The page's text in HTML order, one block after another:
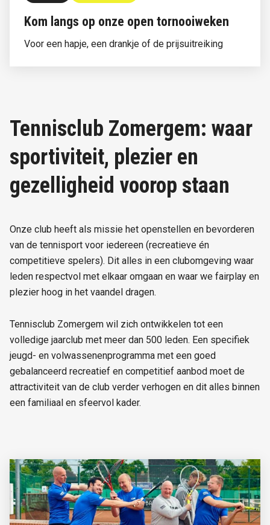
Kom langs op onze open tornooiweken
Voor een hapje, een drankje of de prijsuitreiking
Tennisclub Zomergem: waar
sportiviteit, plezier en
gezelligheid voorop staan
Onze club heeft als missie het openstellen en bevorderen
van de tennisport voor iedereen (recreatieve én
competitieve spelers). Dit alles in een clubomgeving waar
leden respectvol met elkaar omgaan en waar we fairplay en
plezier hoog in het vaandel dragen.
Tennisclub Zomergem wil zich ontwikkelen tot een
volledige jaarclub met meer dan 500 leden. Een specifiek
jeugd- en volwassenenprogramma met een goed
gebalanceerd recreatief en competitief aanbod moet de
attractiviteit van de club verder verhogen en dit alles binnen
een familiaal en sfeervol kader.